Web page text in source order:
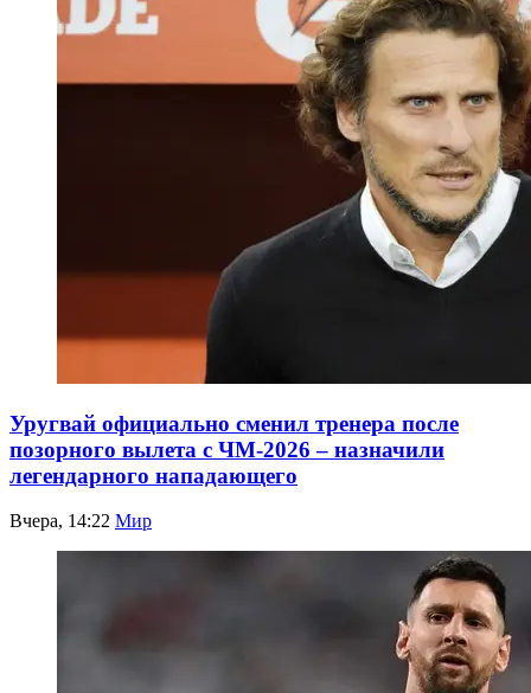
Уругвай официально сменил тренера после
позорного вылета с ЧМ-2026 – назначили
легендарного нападающего
Вчера, 14:22 Мир